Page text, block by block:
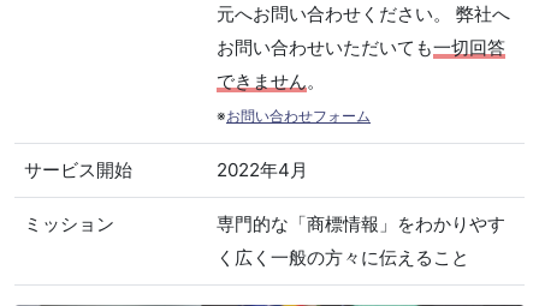
元へお問い合わせください。 弊社へ
お問い合わせいただいても一切回答
できません。
※お問い合わせフォーム
サービス開始 2022年4月
ミッション
専門的な「商標情報」をわかりやす
く広く一般の方々に伝えること